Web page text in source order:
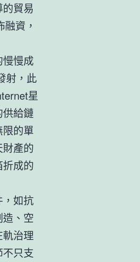
貿易
資，
慢成
射，此
星
供給鏈
的單
產的
成的
如抗
、空
治理
只支